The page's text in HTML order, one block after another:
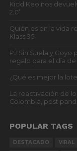
Kidd Keo nos
2.0’
Quién es en la vida
Klass 95
PJ Sin Suela y Goyo
regalo para el día
¿Qué es mejor la
La reactivación de
Colombia, post
POPULAR TAGS
DESTACADO VIRAL